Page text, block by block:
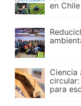
en Chile
Ciencia
para